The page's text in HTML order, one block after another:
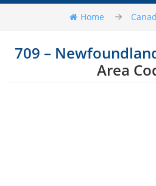
Home
709 –
Area